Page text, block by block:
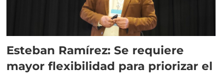
Esteban Ramírez: Se requiere
mayor flexibilidad para priorizar el